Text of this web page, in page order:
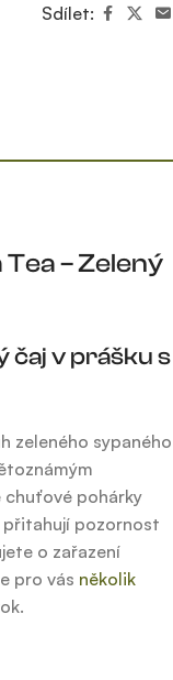
Sdílet:
– Zelený
čaj v prášku s
zeleného sypaného
chuťové pohárky
přitahují pozornost
o zařazení
pro vás několik